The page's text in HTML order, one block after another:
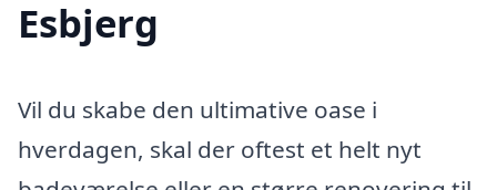
Esbjerg
Vil du skabe den ultimative oase i
hverdagen, skal der oftest et helt nyt